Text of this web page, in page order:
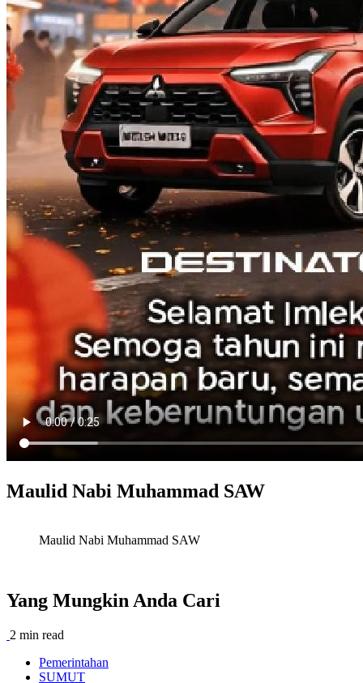
Maulid Nabi Muhammad SAW
Maulid Nabi Muhammad SAW
Yang Mungkin Anda Cari
2 min read
Pemerintahan
SUMUT